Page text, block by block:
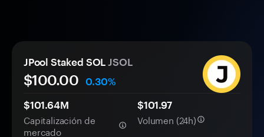
JPool Staked SOL JSOL
$100.00
0.30%
$101.64M
Capitalización de
mercado
$101.97
Volumen (24h)